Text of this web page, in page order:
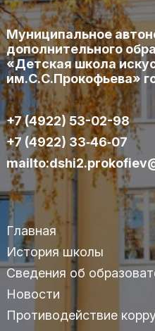
Муниципальное
дополнительного
«Детская школа
им.С.С.Прокофьева»
+7 (4922) 53-02-98
+7 (4922) 33‑46‑07
Главная
История школы
Сведения об
Новости
Противодействие